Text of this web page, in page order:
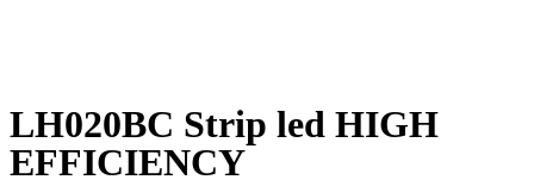
LH020BC Strip led HIGH
EFFICIENCY